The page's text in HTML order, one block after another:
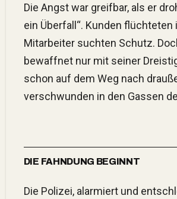
Die Angst war greifbar, als er
ein Überfall“. Kunden flüchteten
Mitarbeiter suchten Schutz.
bewaffnet nur mit seiner
schon auf dem Weg nach
verschwunden in den Gassen
DIE FAHNDUNG BEGINNT
Die Polizei, alarmiert und entschlossen,